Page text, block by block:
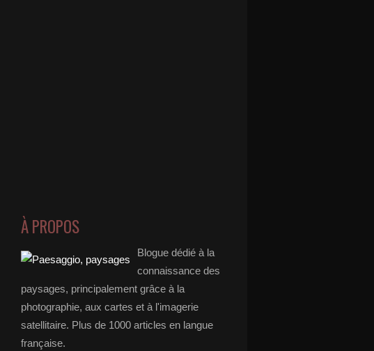
À PROPOS
Blogue dédié à la
connaissance des
paysages, principalement grâce à la
photographie, aux cartes et à l'imagerie
satellitaire. Plus de 1000 articles en langue
française.